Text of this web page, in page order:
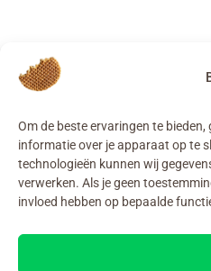
Om de beste ervaringen te
informatie over je apparaat op te
technologieën kunnen wij
verwerken. Als je geen
invloed hebben op bepaalde